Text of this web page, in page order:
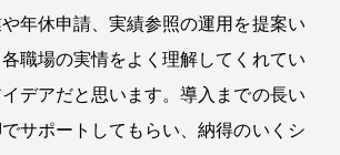
年休申請、実績参照の運用を提案い
職場の実情をよく理解してくれてい
デアだと思います。導入までの長い
サポートしてもらい、納得のいくシ